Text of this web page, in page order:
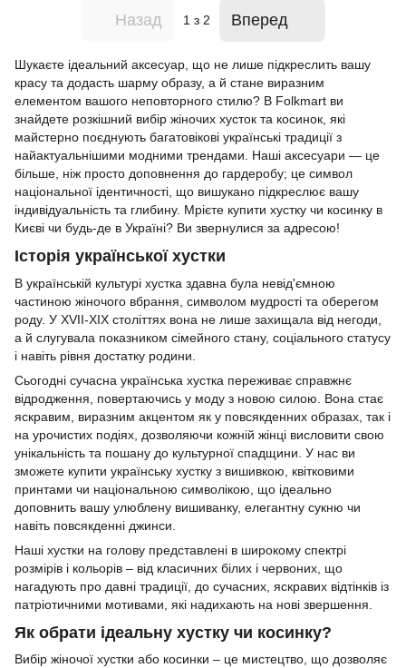
Назад 1 з 2 Вперед
Шукаєте ідеальний аксесуар, що не лише підкреслить вашу
красу та додасть шарму образу, а й стане виразним
елементом вашого неповторного стилю? В Folkmart ви
знайдете розкішний вибір жіночих хусток та косинок, які
майстерно поєднують багатовікові українські традиції з
найактуальнішими модними трендами. Наші аксесуари — це
більше, ніж просто доповнення до гардеробу; це символ
національної ідентичності, що вишукано підкреслює вашу
індивідуальність та глибину. Мрієте купити хустку чи косинку в
Києві чи будь-де в Україні? Ви звернулися за адресою!
Історія української хустки
В українській культурі хустка здавна була невід'ємною
частиною жіночого вбрання, символом мудрості та оберегом
роду. У XVII-XIX століттях вона не лише захищала від негоди,
а й слугувала показником сімейного стану, соціального статусу
і навіть рівня достатку родини.
Сьогодні сучасна українська хустка переживає справжнє
відродження, повертаючись у моду з новою силою. Вона стає
яскравим, виразним акцентом як у повсякденних образах, так і
на урочистих подіях, дозволяючи кожній жінці висловити свою
унікальність та пошану до культурної спадщини. У нас ви
зможете купити українську хустку з вишивкою, квітковими
принтами чи національною символікою, що ідеально
доповнить вашу улюблену вишиванку, елегантну сукню чи
навіть повсякденні джинси.
Наші хустки на голову представлені в широкому спектрі
розмірів і кольорів – від класичних білих і червоних, що
нагадують про давні традиції, до сучасних, яскравих відтінків із
патріотичними мотивами, які надихають на нові звершення.
Як обрати ідеальну хустку чи косинку?
Вибір жіночої хустки або косинки – це мистецтво, що дозволяє